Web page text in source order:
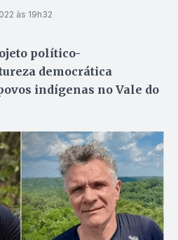
às 19h32
político-
democrática
indígenas no Vale do